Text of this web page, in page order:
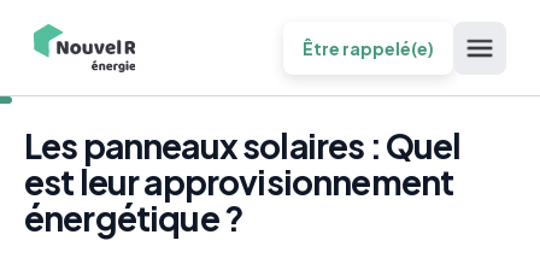
Être rappelé(e)
Les panneaux solaires : Quel
est leur approvisionnement
énergétique ?